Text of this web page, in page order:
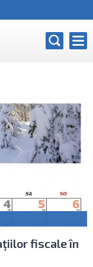
fiscale în